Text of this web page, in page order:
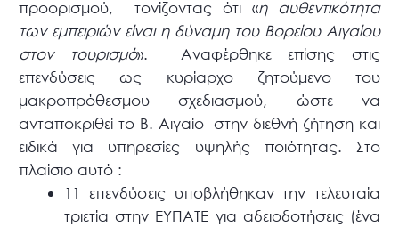
προορισμού, τονίζοντας ότι «η αυθεντικότητα
των εμπειριών είναι η δύναμη του Βορείου Αιγαίου
στον τουρισμό». Αναφέρθηκε επίσης στις
επενδύσεις ως κυρίαρχο ζητούμενο του
μακροπρόθεσμου σχεδιασμού, ώστε να
ανταποκριθεί το Β. Αιγαίο στην διεθνή ζήτηση και
ειδικά για υπηρεσίες υψηλής ποιότητας. Στο
πλαίσιο αυτό :
11 επενδύσεις υποβλήθηκαν την τελευταία
τριετία στην ΕΥΠΑΤΕ για αδειοδοτήσεις (ένα